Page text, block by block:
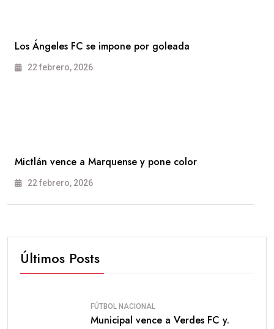
Los Ángeles FC se impone por goleada
22 febrero, 2026
Mictlán vence a Marquense y pone color
22 febrero, 2026
Últimos Posts
FÚTBOL NACIONAL
Municipal vence a Verdes FC y.